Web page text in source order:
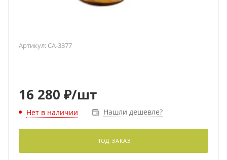
Артикул: CA-3377
16 280 ₽/шт
Нет в наличии Нашли дешевле?
ПОД ЗАКАЗ